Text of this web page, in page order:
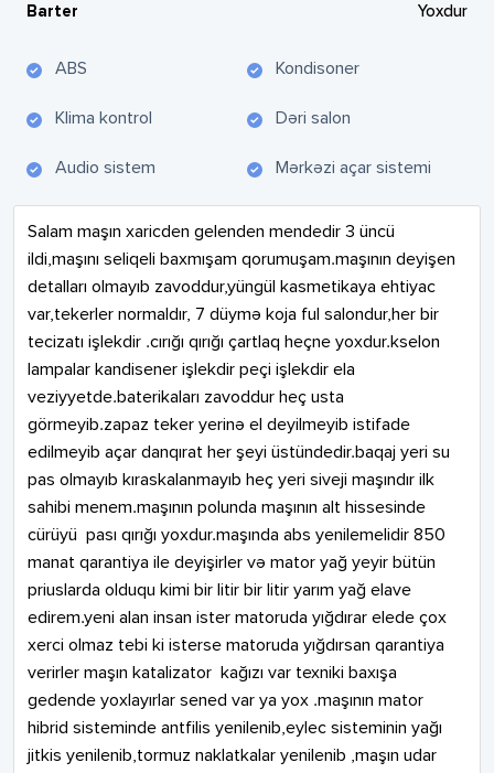
Barter Yoxdur
ABS Kondisoner
Klima kontrol Dəri salon
Audio sistem Mərkəzi açar sistemi
Salam maşın xaricden gelenden mendedir 3 üncü
ildi,maşını seliqeli baxmışam qorumuşam.maşının deyişen
detalları olmayıb zavoddur,yüngül kasmetikaya ehtiyac
var,tekerler normaldır, 7 düymə koja ful salondur,her bir
tecizatı işlekdir .cırığı qırığı çartlaq heçne yoxdur.kselon
lampalar kandisener işlekdir peçi işlekdir ela
veziyyetde.baterikaları zavoddur heç usta
görmeyib.zapaz teker yerinə el deyilmeyib istifade
edilmeyib açar danqırat her şeyi üstündedir.baqaj yeri su
pas olmayıb kıraskalanmayıb heç yeri siveji maşındır ilk
sahibi menem.maşının polunda maşının alt hissesinde
cürüyü  pası qırığı yoxdur.maşında abs yenilemelidir 850
manat qarantiya ile deyişirler və mator yağ yeyir bütün
priuslarda olduqu kimi bir litir bir litir yarım yağ elave
edirem.yeni alan insan ister matoruda yığdırar elede çox
xerci olmaz tebi ki isterse matoruda yığdırsan qarantiya
verirler maşın katalizator  kağızı var texniki baxışa
gedende yoxlayırlar sened var ya yox .maşının mator
hibrid sisteminde antfilis yenilenib,eylec sisteminin yağı
jitkis yenilenib,tormuz naklatkalar yenilenib ,maşın udar